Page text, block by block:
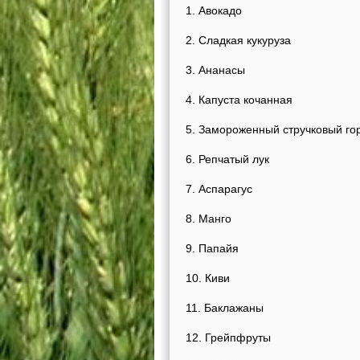
1. Авокадо
2. Сладкая кукуруза
3. Ананасы
4. Капуста кочанная
5. Замороженный стручковый
6. Репчатый лук
7. Аспарагус
8. Манго
9. Папайя
10. Киви
11. Баклажаны
12. Грейпфруты